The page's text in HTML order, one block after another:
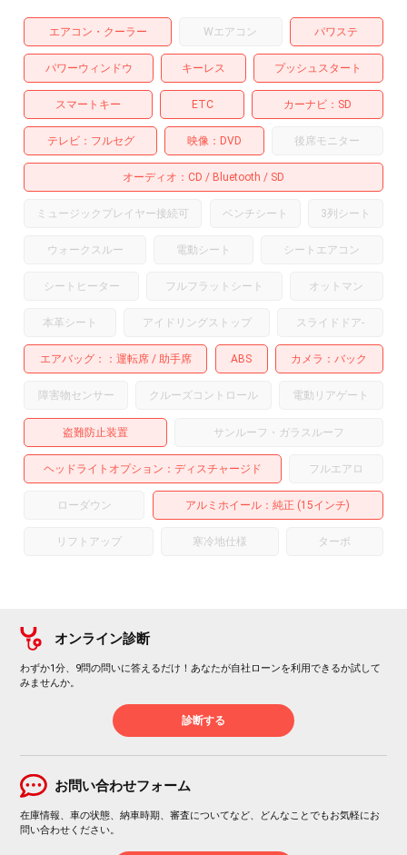
エアコン・クーラー Wエアコン パワステ
パワーウィンドウ キーレス プッシュスタート
スマートキー ETC カーナビ SD
テレビ フルセグ 映像 DVD 後席モニター
オーディオ CD Bluetooth SD
ミュージックプレイヤー接続可 ベンチシート 3列シート
ウォークスルー 電動シート シートエアコン
シートヒーター フルフラットシート オットマン
本革シート アイドリングストップ スライドドア-
エアバッグ： 運転席 助手席 ABS カメラ バック
障害物センサー クルーズコントロール 電動リアゲート
盗難防止装置 サンルーフ・ガラスルーフ
ヘッドライトオプション ディスチャージド フルエアロ
ローダウン アルミホイール ：純正 (15インチ)
リフトアップ 寒冷地仕様 ターボ
オンライン診断
わずか1分、9問の問いに答えるだけ！あなたが自社ローンを利用できるか試して
みませんか。
診断する
お問い合わせフォーム
在庫情報、車の状態、納車時期、審査についてなど、どんなことでもお気軽にお
問い合わせください。